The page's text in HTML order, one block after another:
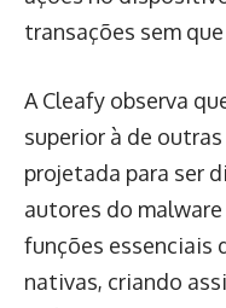
transações sem
A Cleafy observa
superior à de
projetada para ser
autores do
funções essenciais
nativas, criando